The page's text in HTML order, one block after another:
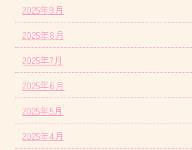
2025年9月
2025年8月
2025年7月
2025年6月
2025年5月
2025年4月